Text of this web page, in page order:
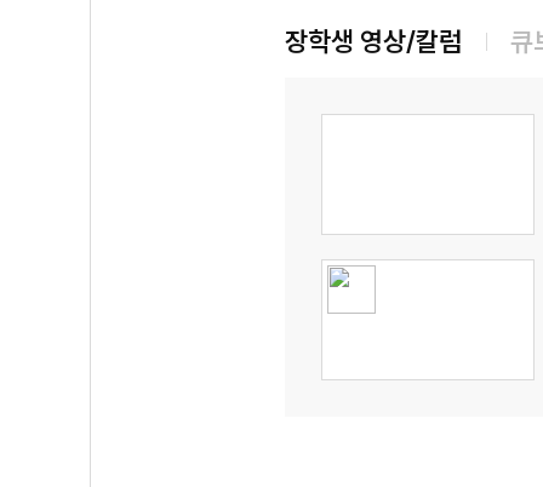
장학생 영상/칼럼 큐